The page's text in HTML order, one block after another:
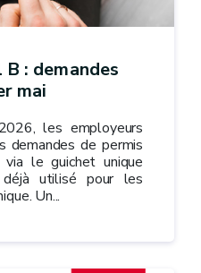
: demandes
mai
les employeurs
demandes de permis
le guichet unique
utilisé pour les
Un...